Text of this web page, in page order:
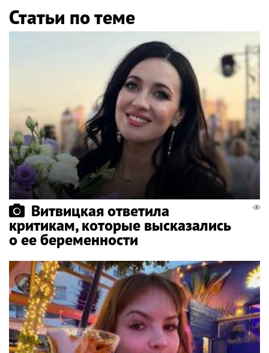
Статьи по теме
Витвицкая ответила
критикам, которые высказались
о ее беременности